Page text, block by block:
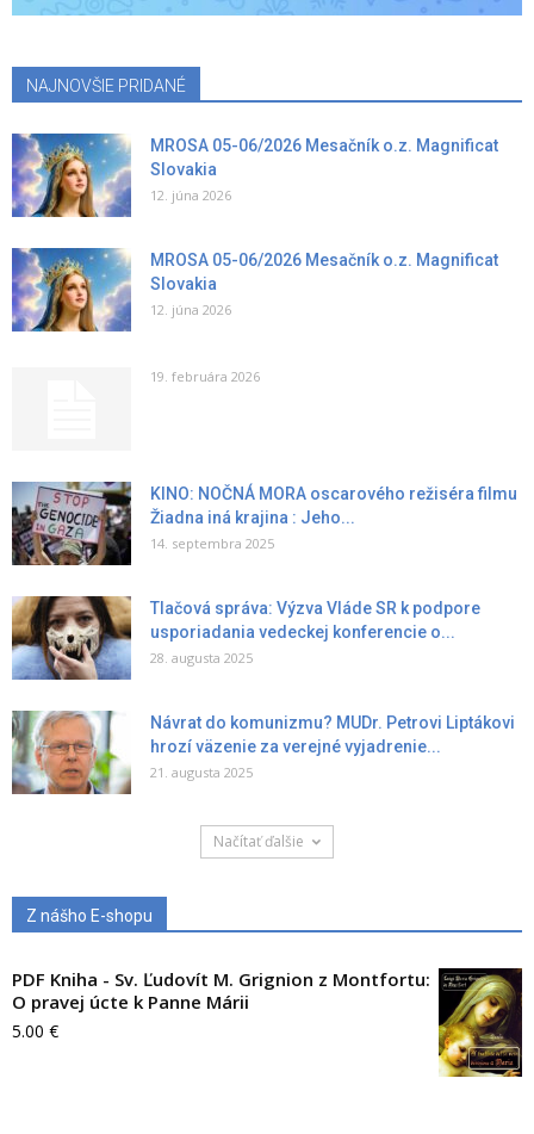
NAJNOVŠIE PRIDANÉ
MROSA 05-06/2026 Mesačník o.z. Magnificat
Slovakia
12. júna 2026
MROSA 05-06/2026 Mesačník o.z. Magnificat
Slovakia
12. júna 2026
19. februára 2026
KINO: NOČNÁ MORA oscarového režiséra filmu
Žiadna iná krajina : Jeho...
14. septembra 2025
Tlačová správa: Výzva Vláde SR k podpore
usporiadania vedeckej konferencie o...
28. augusta 2025
Návrat do komunizmu? MUDr. Petrovi Liptákovi
hrozí väzenie za verejné vyjadrenie...
21. augusta 2025
Načítať ďalšie
Z nášho E-shopu
PDF Kniha - Sv. Ľudovít M. Grignion z Montfortu:
O pravej úcte k Panne Márii
5.00 €